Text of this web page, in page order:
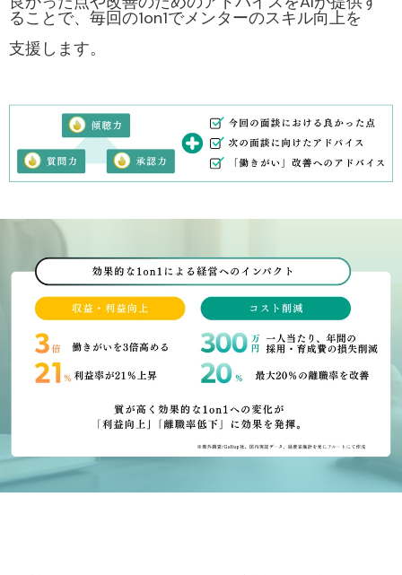
ることで、毎回の1on1でメンターのスキル向上を
支援します。